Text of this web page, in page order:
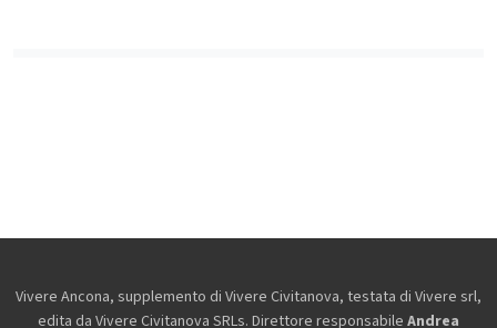
Vivere Ancona, supplemento di Vivere Civitanova, testata di Vivere srl,
edita da Vivere Civitanova SRLs. Direttore responsabile Andrea